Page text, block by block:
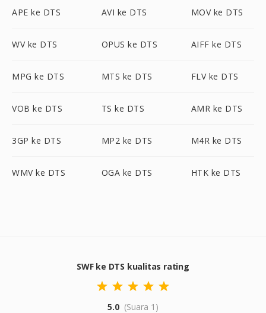
APE ke DTS AVI ke DTS MOV ke DTS
WV ke DTS OPUS ke DTS AIFF ke DTS
MPG ke DTS MTS ke DTS FLV ke DTS
VOB ke DTS TS ke DTS AMR ke DTS
3GP ke DTS MP2 ke DTS M4R ke DTS
WMV ke DTS OGA ke DTS HTK ke DTS
SWF ke DTS kualitas rating
5.0 (Suara 1)